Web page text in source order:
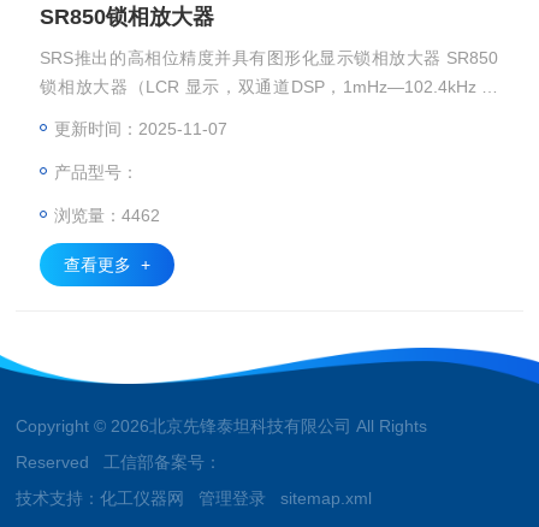
SR850锁相放大器
SRS推出的高相位精度并具有图形化显示锁相放大器 SR850
锁相放大器（LCR 显示，双通道DSP，1mHz—102.4kHz 更
更新时间：2025-11-07
产品型号：
浏览量：4462
查看更多 +
Copyright © 2026北京先锋泰坦科技有限公司 All Rights
Reserved 工信部备案号：
技术支持：化工仪器网 管理登录 sitemap.xml